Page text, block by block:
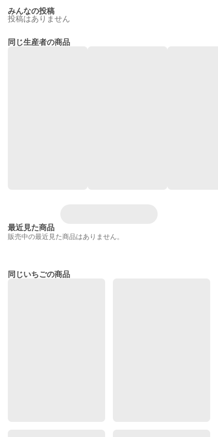
みんなの投稿
投稿はありません
同じ生産者の商品
最近見た商品
販売中の最近見た商品はありません。
同じいちごの商品